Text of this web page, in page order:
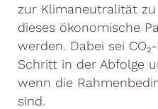
zur Klimaneutralität
dieses ökonomische
werden. Dabei sei
Schritt in der Abfolge
wenn die
sind.